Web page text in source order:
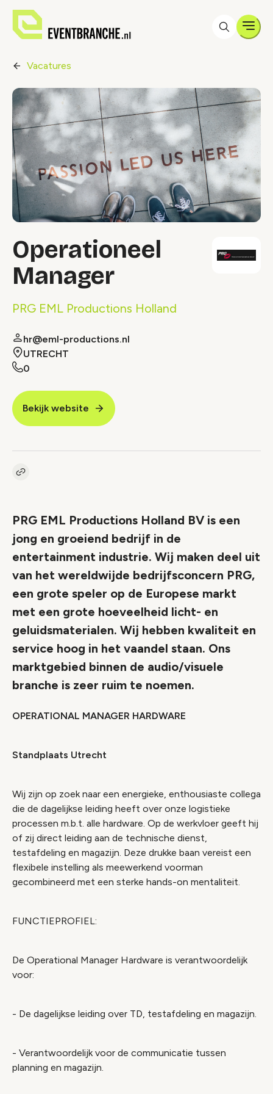
Vacatures
Operationeel
Manager
PRG EML Productions Holland
hr@eml-productions.nl
UTRECHT
0
Bekijk website
Kopieer link naar vacature
PRG EML Productions Holland BV is een
jong en groeiend bedrijf in de
entertainment industrie. Wij maken deel uit
van het wereldwijde bedrijfsconcern PRG,
een grote speler op de Europese markt
met een grote hoeveelheid licht- en
geluidsmaterialen. Wij hebben kwaliteit en
service hoog in het vaandel staan. Ons
marktgebied binnen de audio/visuele
branche is zeer ruim te noemen.
OPERATIONAL MANAGER HARDWARE
Standplaats Utrecht
Wij zijn op zoek naar een energieke, enthousiaste collega
die de dagelijkse leiding heeft over onze logistieke
processen m.b.t. alle hardware. Op de werkvloer geeft hij
of zij direct leiding aan de technische dienst,
testafdeling en magazijn. Deze drukke baan vereist een
flexibele instelling als meewerkend voorman
gecombineerd met een sterke hands-on mentaliteit.
FUNCTIEPROFIEL:
De Operational Manager Hardware is verantwoordelijk
voor:
- De dagelijkse leiding over TD, testafdeling en magazijn.
- Verantwoordelijk voor de communicatie tussen
planning en magazijn.